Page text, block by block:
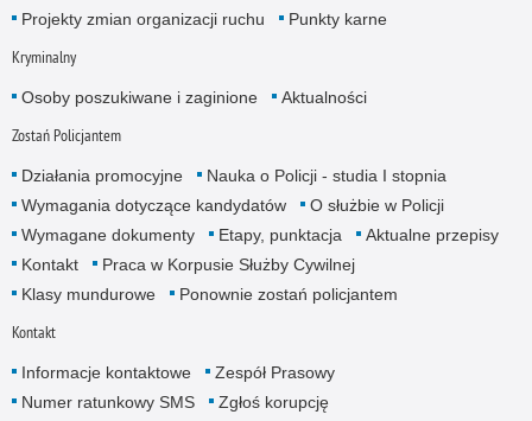
Projekty zmian organizacji ruchu
Punkty karne
Kryminalny
Osoby poszukiwane i zaginione Aktualności
Zostań Policjantem
Działania promocyjne
Nauka o Policji - studia I stopnia
Wymagania dotyczące kandydatów
O służbie w Policji
Wymagane dokumenty
Etapy, punktacja
Aktualne przepisy
Kontakt
Praca w Korpusie Służby Cywilnej
Klasy mundurowe
Ponownie zostań policjantem
Kontakt
Informacje kontaktowe
Zespół Prasowy
Numer ratunkowy SMS
Zgłoś korupcję